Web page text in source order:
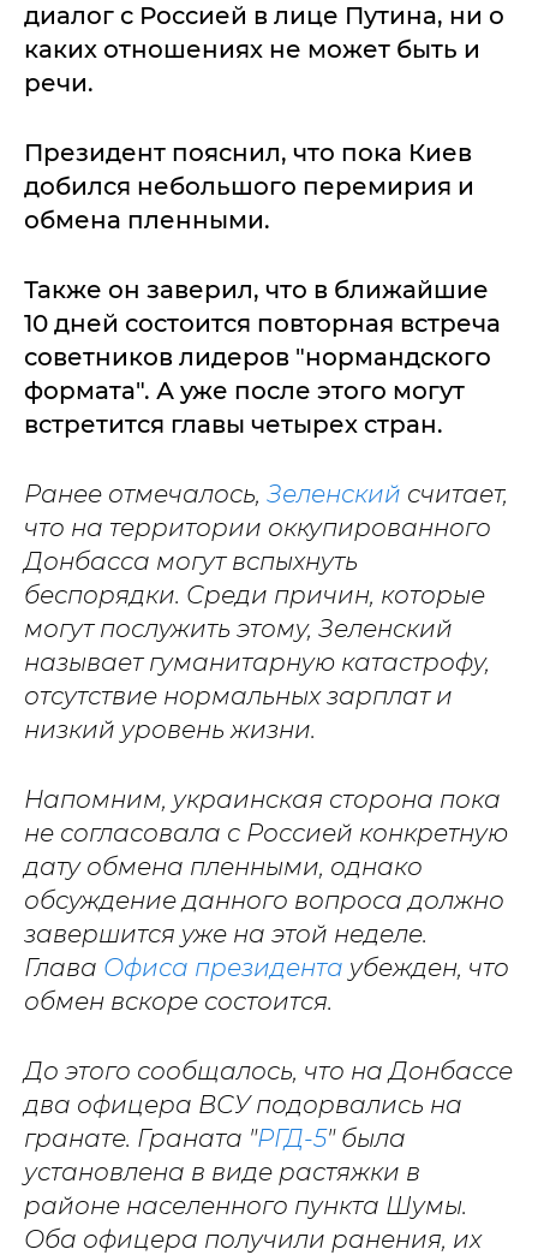
диалог с Россией в лице Путина, ни о
каких отношениях не может быть и
речи.
Президент пояснил, что пока Киев
добился небольшого перемирия и
обмена пленными.
Также он заверил, что в ближайшие
10 дней состоится повторная встреча
советников лидеров "нормандского
формата". А уже после этого могут
встретится главы четырех стран.
Ранее отмечалось, Зеленский считает,
что на территории оккупированного
Донбасса могут вспыхнуть
беспорядки. Среди причин, которые
могут послужить этому, Зеленский
называет гуманитарную катастрофу,
отсутствие нормальных зарплат и
низкий уровень жизни.
Напомним, украинская сторона пока
не согласовала с Россией конкретную
дату обмена пленными, однако
обсуждение данного вопроса должно
завершится уже на этой неделе.
Глава Офиса президента убежден, что
обмен вскоре состоится.
До этого сообщалось, что на Донбассе
два офицера ВСУ подорвались на
гранате. Граната "РГД-5" была
установлена в виде растяжки в
районе населенного пункта Шумы.
Оба офицера получили ранения, их